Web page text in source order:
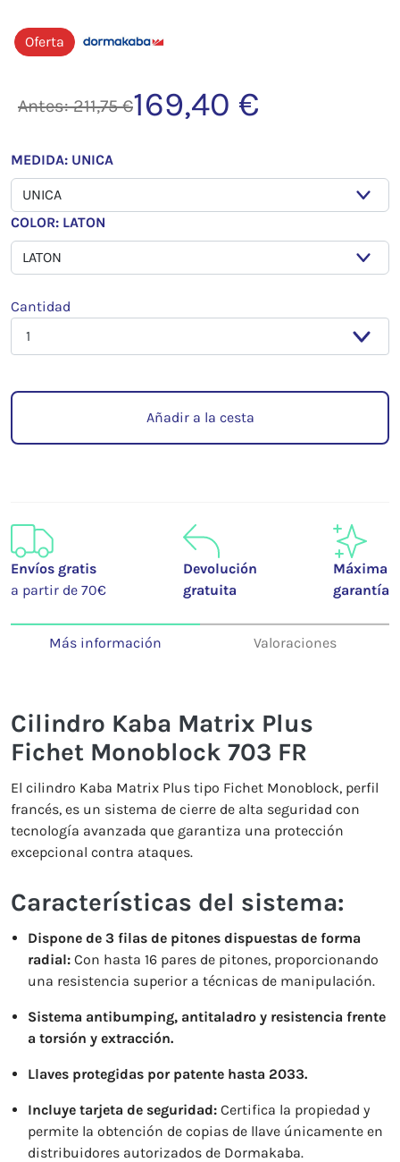
Oferta
Antes: 211,75 €169,40 €
MEDIDA: UNICA
COLOR: LATON
Cantidad
Añadir a la cesta
Envíos gratis
a partir de 70€
Devolución
gratuita
Máxima
garantía
Más información Valoraciones
Cilindro Kaba Matrix Plus
Fichet Monoblock 703 FR
El cilindro Kaba Matrix Plus tipo Fichet Monoblock, perfil
francés, es un sistema de cierre de alta seguridad con
tecnología avanzada que garantiza una protección
excepcional contra ataques.
Características del sistema:
Dispone de 3 filas de pitones dispuestas de forma
radial: Con hasta 16 pares de pitones, proporcionando
una resistencia superior a técnicas de manipulación.
Sistema antibumping, antitaladro y resistencia frente
a torsión y extracción.
Llaves protegidas por patente hasta 2033.
Incluye tarjeta de seguridad: Certifica la propiedad y
permite la obtención de copias de llave únicamente en
distribuidores autorizados de Dormakaba.